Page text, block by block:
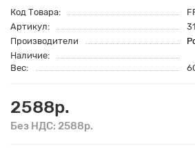
Код Товара:
Артикул:
Производители
Наличие:
Вес:
2588р.
Без НДС: 2588р.